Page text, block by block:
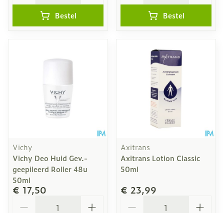
Bestel Bestel
Vichy
Vichy Deo Huid Gev.-
geepileerd Roller 48u
50ml
€ 17,50
Axitrans
Axitrans Lotion Classic
50ml
€ 23,99